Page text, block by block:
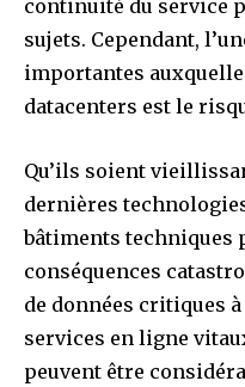
continuité du service
sujets. Cependant,
importantes
datacenters est le
Qu’ils soient
dernières
bâtiments techniques
conséquences
de données critiques
services en ligne
peuvent être